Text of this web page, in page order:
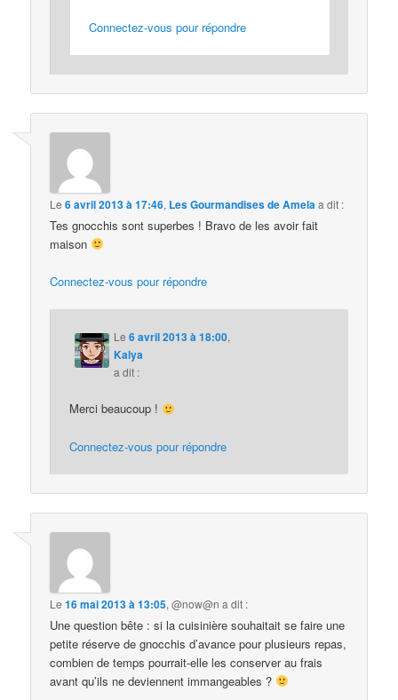
Connectez-vous pour répondre
Le6 avril 2013 à 17:46, Les Gourmandises de Amelaa dit :
Tes gnocchis sont superbes ! Bravo de les avoir fait
maison
Connectez-vous pour répondre
Le6 avril 2013 à 18:00,
Kalya
a dit :
Merci beaucoup !
Connectez-vous pour répondre
Le16 mai 2013 à 13:05,@now@n a dit :
Une question bête : si la cuisinière souhaitait se faire une
petite réserve de gnocchis d’avance pour plusieurs repas,
combien de temps pourrait-elle les conserver au frais
avant qu’ils ne deviennent immangeables ?